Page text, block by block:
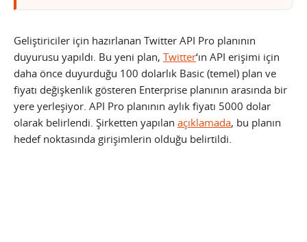
Geliştiriciler için hazırlanan Twitter API Pro planının
duyurusu yapıldı. Bu yeni plan, Twitter‘ın API erişimi için
daha önce duyurduğu 100 dolarlık Basic (temel) plan ve
fiyatı değişkenlik gösteren Enterprise planının arasında bir
yere yerleşiyor. API Pro planının aylık fiyatı 5000 dolar
olarak belirlendi. Şirketten yapılan açıklamada, bu planın
hedef noktasında girişimlerin olduğu belirtildi.